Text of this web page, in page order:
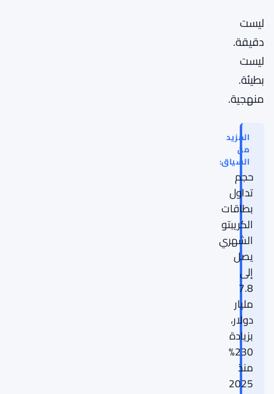
ليست
دقيقة.
ليست
بطيئة.
منهجية.
المزيد
من
السياق:
حجم
تداول
بطاقات
الكريبتو
الشهري
يصل
إلى
7.8
مليار
دولار،
بزيادة
230%
منذ
2025